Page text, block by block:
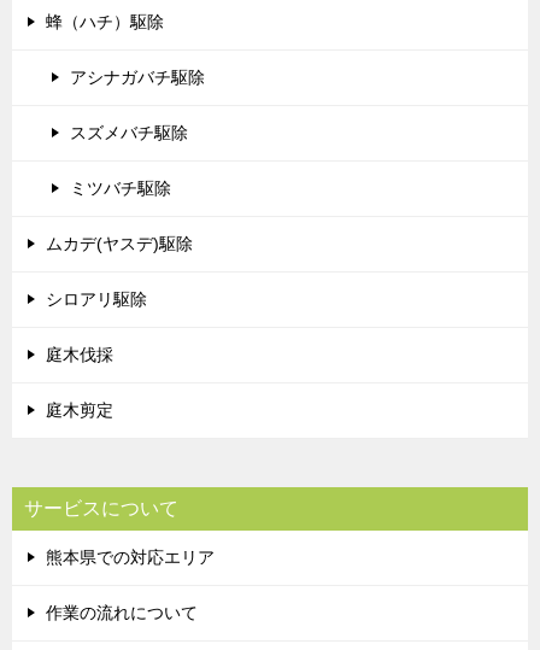
蜂（ハチ）駆除
アシナガバチ駆除
スズメバチ駆除
ミツバチ駆除
ムカデ(ヤスデ)駆除
シロアリ駆除
庭木伐採
庭木剪定
サービスについて
熊本県での対応エリア
作業の流れについて